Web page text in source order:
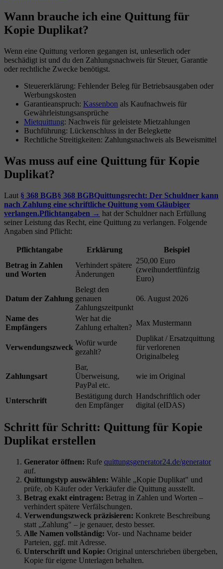
Wann brauche ich eine Quittung für
Kopie Duplikat?
Wenn eine Quittung verloren gegangen ist, unleserlich oder
beschädigt ist und du den Zahlungsnachweis für Steuer, Garantie
oder rechtliche Zwecke benötigst.
Steuererklärung: Fehlender Beleg für Betriebsausgaben oder
Werbungskosten
Garantieanspruch: Kassenbon als Kaufnachweis für
Gewährleistungsansprüche
Mietquittung: Nachweis für geleistete Mietzahlungen
Buchführung: Lückenschluss in der Belegkette
Rechtliche Streitigkeiten: Zahlungsnachweis als Beweismittel
Was muss auf eine Quittung für Kopie
Duplikat?
Laut § 368 BGB§ 368 BGBQuittungsrecht: Der Schuldner kann
nach Zahlung eine schriftliche Quittung vom Gläubiger
verlangen.Pflichtangaben → hat der Schuldner nach Erfüllung
seiner Leistung das Recht, eine Quittung zu verlangen. Folgende
Angaben sind Pflicht:
Pflichtangabe Erklärung
Beispiel
Betrag in Zahlen
und Worten
Verhindert spätere
Änderungen
250,00 Euro
(zweihundertfünfzig
Euro)
Datum der Zahlung
Belegt den
genauen
Zahlungszeitpunkt
06. August 2026
Name des
Empfängers
Wer hat die
Zahlung erhalten?
Max Mustermann
Verwendungszweck
Wofür wurde
gezahlt?
Duplikat / Ersatzquittung
für verlorenen
Originalbeleg
Zahlungsart
Bar,
Überweisung,
PayPal etc.
wie im Original
Unterschrift
Bestätigung durch
den Empfänger
Handschriftlich oder
digital (eIDAS)
Schritt für Schritt: Quittung für Kopie
Duplikat erstellen
Generator öffnen: Rufe quittungsgenerator24.de/generator
auf.
Quittungstyp auswählen: Wähle „Kopie Duplikat" und
prüfe, ob Käufer oder Verkäufer die Quittung ausstellt.
Betrag exakt eintragen: Betrag in Zahlen und Worten –
verhindert spätere Verfälschungen.
Verwendungszweck präzisieren: Konkrete Beschreibung
statt „Zahlung" – je genauer, desto besser.
Alle Namen vollständig: Vor- und Nachname beider
Parteien, ggf. mit Adresse.
Unterschrift und Kopie: Original unterschrieben übergeben,
Kopie für eigene Unterlagen behalten.